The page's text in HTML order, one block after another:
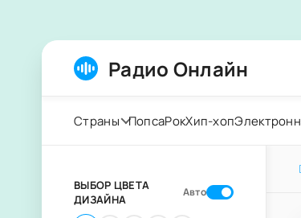
Радио Онлайн
Страны ПопсаРокХип-хоп
ВЫБОР ЦВЕТА
ДИЗАЙНА
Авто